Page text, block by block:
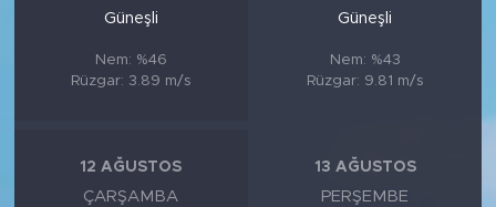
Güneşli
Nem: %46
Rüzgar: 3.89 m/s
Güneşli
Nem: %43
Rüzgar: 9.81 m/s
12 AĞUSTOS
ÇARŞAMBA
13 AĞUSTOS
PERŞEMBE